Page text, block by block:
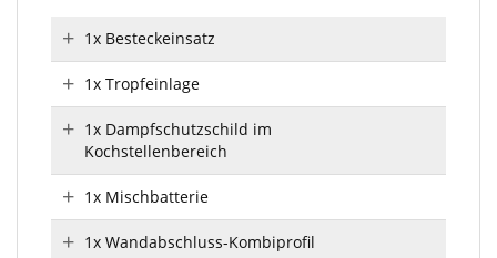
1x Besteckeinsatz
1x Tropfeinlage
1x Dampfschutzschild im
Kochstellenbereich
1x Mischbatterie
1x Wandabschluss-Kombiprofil